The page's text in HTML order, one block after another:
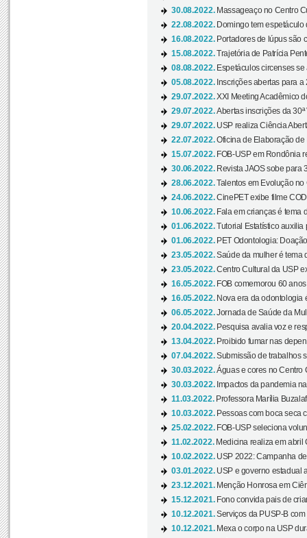
30.08.2022. Massageaço no Centro
22.08.2022. Domingo tem espetáculo
16.08.2022. Portadores de lúpus são
15.08.2022.Trajetória de Patrícia
08.08.2022. Espetáculos circenses
05.08.2022. Inscrições abertas para a
29.07.2022.XXI Meeting Acadêmico
29.07.2022.Abertas inscrições da 30ª
29.07.2022. USP realiza Ciência
22.07.2022.Oficina de Elaboração de
15.07.2022. FOB-USP em Rondônia
30.06.2022. Revista JAOS sobe para
28.06.2022.Talentos em Evolução no
24.06.2022.CinePET exibe filme
10.06.2022. Fala em crianças é tema
01.06.2022.Tutorial Estatístico auxilia
01.06.2022. PET Odontologia:
23.05.2022.Saúde da mulher é tema
23.05.2022.Centro Cultural da USP
16.05.2022. FOB comemorou 60
16.05.2022. Nova era da odontologia
06.05.2022.Jornada de Saúde da
20.04.2022. Pesquisa avalia voz e
13.04.2022. Proibido fumar nas
07.04.2022.Submissão de trabalhos
30.03.2022.Águas e cores no Centro
30.03.2022. Impactos da pandemia
11.03.2022. Professora Marília
10.03.2022. Pessoas com boca seca
25.02.2022. FOB-USP seleciona
11.02.2022. Medicina realiza em abril
10.02.2022. USP 2022: Campanha
03.01.2022. USP e governo estadual
23.12.2021. Menção Honrosa em
15.12.2021. Fono convida pais de
10.12.2021.Serviços da PUSP-B
10.12.2021. Mexa o corpo na USP